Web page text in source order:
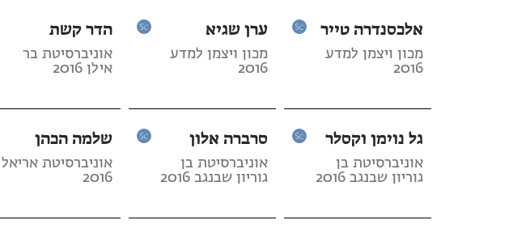
אלכסנדרה טייר
מכון ויצמן למדע
2016
ערן שגיא
מכון ויצמן למדע
2016
הדר קשת
אוניברסיטת בר
אילן 2016
גל נוימן וקסלר
אוניברסיטת בן
גוריון שבנגב 2016
סרברה אלון
אוניברסיטת בן
גוריון שבנגב 2016
שלמה הכהן
אוניברסיטת אריאל
2016